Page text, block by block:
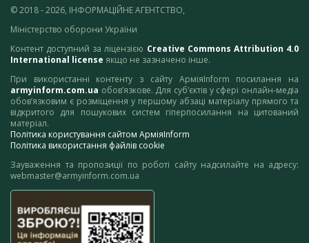
© 2018 - 2026, ІНФОРМАЦІЙНЕ АГЕНТСТВО,
Міністерство оборони України
Контент доступний за ліцензією Creative Commons Attribution 4.0
International license якщо не зазначено інше.
При використанні контенту з сайту АрміяInform посилання на
armyinform.com.ua обов’язкове. Для суб’єктів у сфері онлайн-медіа
обов’язковим є розміщення у першому абзаці матеріалу прямого та
відкритого для пошукових систем гіперпосилання на цитований
матеріал.
Політика користування сайтом АрміяInform
Політика використання файлів cookie
Зауваження та пропозиції по роботі сайту надсилайте на адресу:
webmaster@armyinform.com.ua